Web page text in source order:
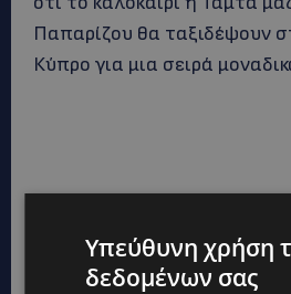
Παπαρίζου θα ταξιδέψουν
Κύπρο για μια σειρά
Υπεύθυνη χρήση
δεδομένων σας